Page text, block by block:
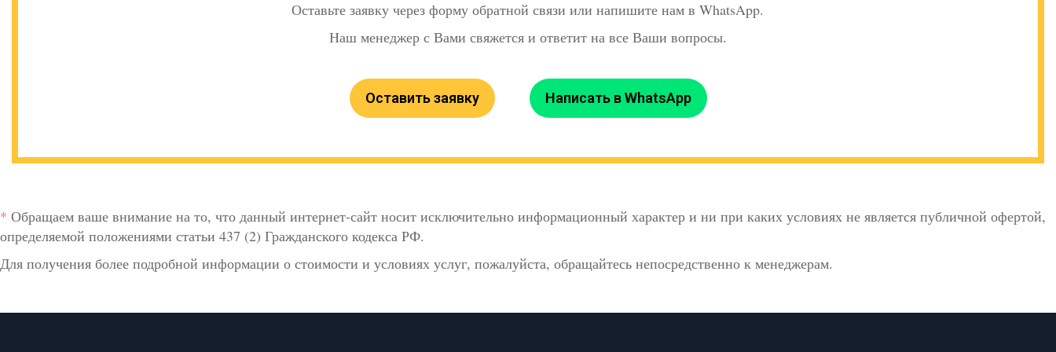
Оставьте заявку через форму обратной связи или напишите нам в WhatsApp.
Наш менеджер с Вами свяжется и ответит на все Ваши вопросы.
Оставить заявку Написать в WhatsApp
* Обращаем ваше внимание на то, что данный интернет-сайт носит исключительно информационный характер и ни при каких условиях не является публичной офертой,
определяемой положениями статьи 437 (2) Гражданского кодекса РФ.
Для получения более подробной информации о стоимости и условиях услуг, пожалуйста, обращайтесь непосредственно к менеджерам.